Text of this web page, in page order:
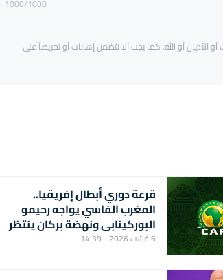
1000/1000
الأديان أو الله. كما يجب ألا تتضمن إهانات أو تحريضاً على
قرعة دوري أبطال إفريقيا..
المغرب الفاسي يواجه رحيمو
البوركينابي ونهضة بركان ينتظر
الفائز من مباراة ستار سبور
6 غشت 2026 - 14:39